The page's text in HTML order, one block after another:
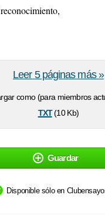
como (para miembros
txt(10 Kb)
Leer 5 páginas más »
Guardar
Disponible sólo en